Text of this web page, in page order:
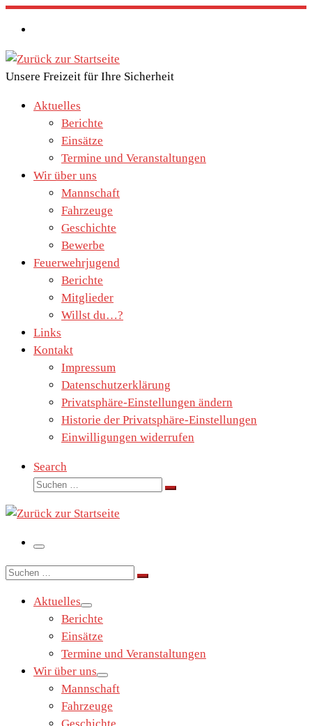
Zum
Inhalt
springen
Unsere Freizeit für Ihre Sicherheit
Aktuelles
Berichte
Einsätze
Termine und Veranstaltungen
Wir über uns
Mannschaft
Fahrzeuge
Geschichte
Bewerbe
Feuerwehrjugend
Berichte
Mitglieder
Willst du…?
Links
Kontakt
Impressum
Datenschutzerklärung
Privatsphäre-Einstellungen ändern
Historie der Privatsphäre-Einstellungen
Einwilligungen widerrufen
Search
Suche
Suchen …
Menü
Suche
Suchen …
Aktuelles
Berichte
Einsätze
Termine und Veranstaltungen
Wir über uns
Mannschaft
Fahrzeuge
Geschichte